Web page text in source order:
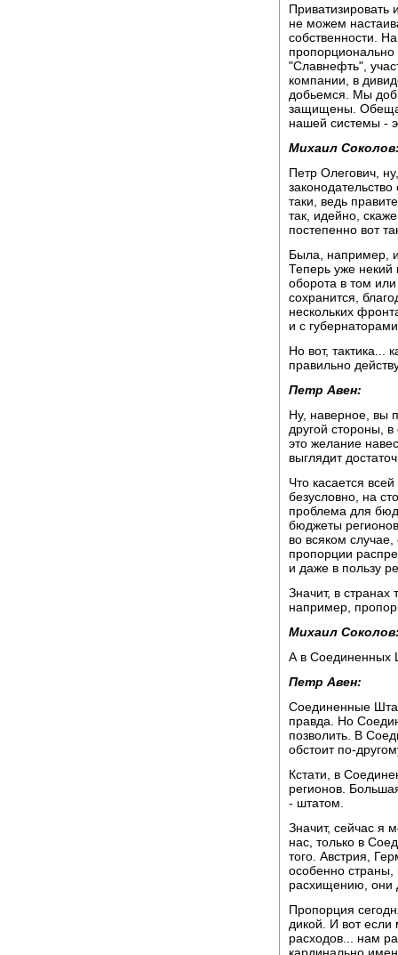
Приватизировать
не можем
собственности.
"Славнефть",
компании, в
добьемся. Мы
защищены.
нашей системы -
Михаил
Петр Олегович,
таки, ведь
так, идейно,
постепенно вот
Была, например,
Теперь уже некий
оборота в том
сохранится,
нескольких
и с
Но вот, тактика...
правильно
Петр Авен:
Ну, наверное, вы
другой стороны,
это желание
выглядит
Что касается
безусловно, на
проблема для
бюджеты
во всяком случае,
пропорции
и даже в пользу
Значит, в
например,
Михаил
А в Соединенных
Петр Авен:
Соединенные
правда. Но
позволить. В
обстоит по-
Кстати, в
регионов.
- штатом.
Значит, сейчас я
нас, только в
того. Австрия,
особенно страны,
расхищению, они
Пропорция
дикой. И вот
расходов... нам
кардинально